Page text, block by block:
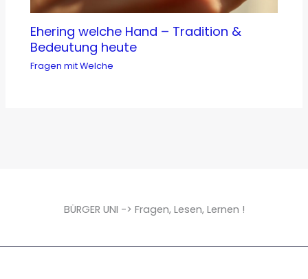
Ehering welche Hand – Tradition &
Bedeutung heute
Fragen mit Welche
BÜRGER UNI -> Fragen, Lesen, Lernen !